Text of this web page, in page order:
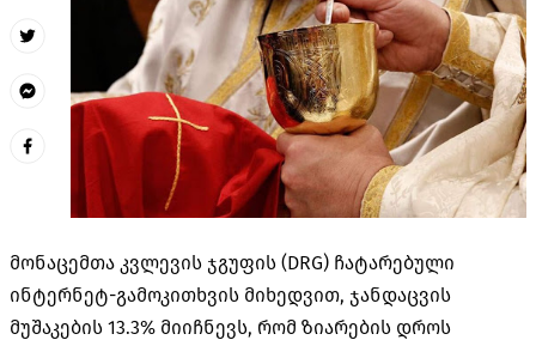
მონაცემთა კვლევის ჯგუფის (DRG) ჩატარებული
ინტერნეტ-გამოკითხვის მიხედვით, ჯანდაცვის
მუშაკების 13.3% მიიჩნევს, რომ ზიარების დროს